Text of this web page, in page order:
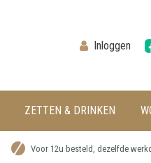
Inloggen
ZETTEN & DRINKEN
Voor 12u besteld, dezelfde